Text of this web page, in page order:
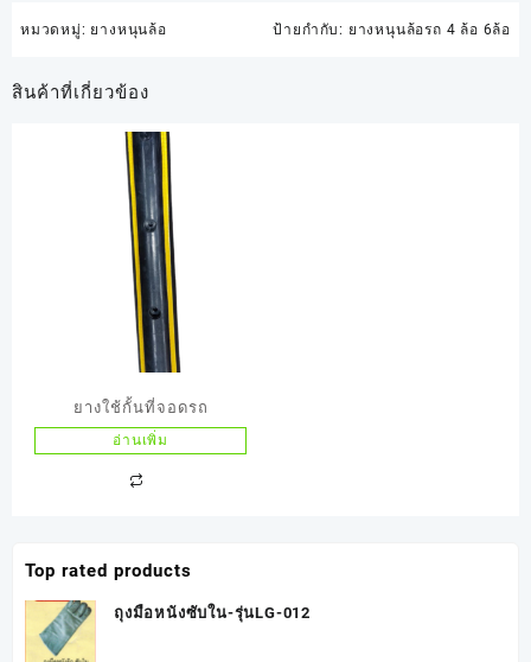
หมวดหมู่: ยางหนุนล้อ ป้ายกำกับ: ยางหนุนล้อรถ 4 ล้อ 6ล้อ
สินค้าที่เกี่ยวข้อง
ยางใช้กั้นที่จอดรถ
อ่านเพิ่ม
Top rated products
ถุงมือหนังซับใน-รุ่นLG-012